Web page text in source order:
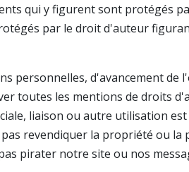
qui y figurent sont protégés
par le droit d'auteur
personnelles, d'avancement de
toutes les mentions de droits
liaison ou autre utilisation
revendiquer la propriété ou la
pirater notre site ou nos